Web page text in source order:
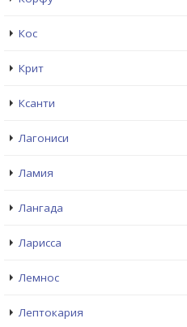
Кос
Крит
Ксанти
Лагониси
Ламия
Лангада
Ларисса
Лемнос
Лептокария